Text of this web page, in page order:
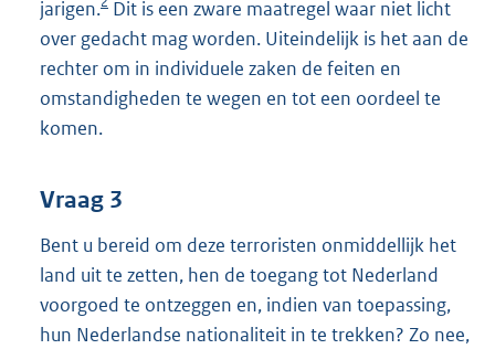
jarigen. Dit is een zware maatregel waar niet licht
over gedacht mag worden. Uiteindelijk is het aan de
rechter om in individuele zaken de feiten en
omstandigheden te wegen en tot een oordeel te
komen.
Vraag 3
Bent u bereid om deze terroristen onmiddellijk het
land uit te zetten, hen de toegang tot Nederland
voorgoed te ontzeggen en, indien van toepassing,
hun Nederlandse nationaliteit in te trekken? Zo nee,